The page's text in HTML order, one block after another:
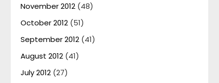
November 2012 (48)
October 2012 (51)
September 2012 (41)
August 2012 (41)
July 2012 (27)